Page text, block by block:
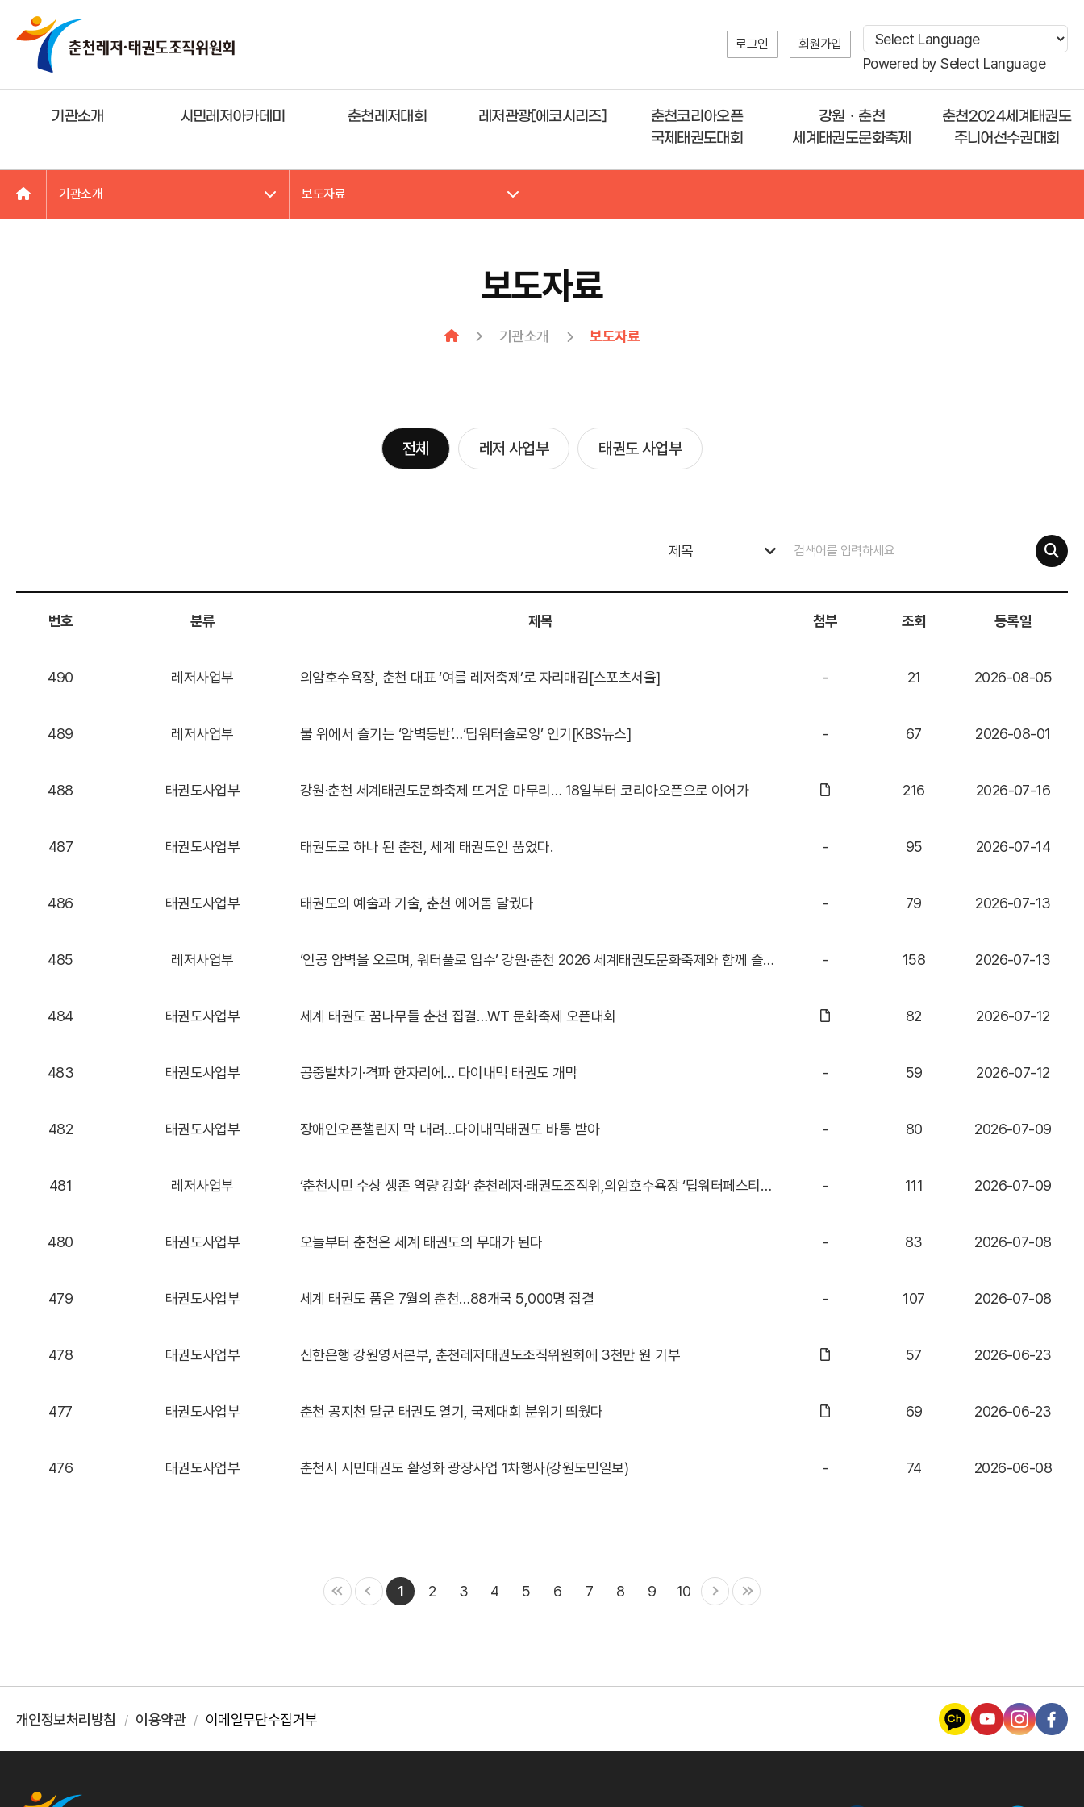
로그인 회원가입
Powered bySelect Language
기관소개 시민레저아카데미 춘천레저대회 레저관광[에코시리즈]
춘천코리아오픈
국제태권도대회
강원ㆍ춘천
세계태권도문화축제
춘천2024세계태권도
주니어선수권대회
기관소개 보도자료
보도자료
기관소개 보도자료
전체 레저 사업부 태권도 사업부
제목
번호 분류 제목 첨부 조회 등록일
490 레저사업부 의암호수욕장, 춘천 대표 ‘여름 레저축제’로 자리매김[스포츠서울] - 21 2026-08-05
489 레저사업부 물 위에서 즐기는 ‘암벽등반’…‘딥워터솔로잉’ 인기[KBS뉴스] - 67 2026-08-01
488 태권도사업부 강원·춘천 세계태권도문화축제 뜨거운 마무리… 18일부터 코리아오픈으로 이어가 216 2026-07-16
487 태권도사업부 태권도로 하나 된 춘천, 세계 태권도인 품었다. - 95 2026-07-14
486 태권도사업부 태권도의 예술과 기술, 춘천 에어돔 달궜다 - 79 2026-07-13
485 레저사업부 ‘인공 암벽을 오르며, 워터풀로 입수’ 강원·춘천 2026 세계태권도문화축제와 함께 즐기는 딥워터솔로잉[스포츠서울] - 158 2026-07-13
484 태권도사업부 세계 태권도 꿈나무들 춘천 집결…WT 문화축제 오픈대회 82 2026-07-12
483 태권도사업부 공중발차기·격파 한자리에… 다이내믹 태권도 개막 - 59 2026-07-12
482 태권도사업부 장애인오픈챌린지 막 내려…다이내믹태권도 바통 받아 - 80 2026-07-09
481 레저사업부 ‘춘천시민 수상 생존 역량 강화’ 춘천레저·태권도조직위,의암호수욕장 ‘딥워터페스티벌, 생존교육+호수욕’ 개장! [스포츠서울] - 111 2026-07-09
480 태권도사업부 오늘부터 춘천은 세계 태권도의 무대가 된다 - 83 2026-07-08
479 태권도사업부 세계 태권도 품은 7월의 춘천…88개국 5,000명 집결 - 107 2026-07-08
478 태권도사업부 신한은행 강원영서본부, 춘천레저태권도조직위원회에 3천만 원 기부 57 2026-06-23
477 태권도사업부 춘천 공지천 달군 태권도 열기, 국제대회 분위기 띄웠다 69 2026-06-23
476 태권도사업부 춘천시 시민태권도 활성화 광장사업 1차행사(강원도민일보) - 74 2026-06-08
1 2 3 4 5 6 7 8 9 10
개인정보처리방침 이용약관 이메일무단수집거부